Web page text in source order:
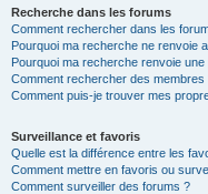
Recherche dans les forums
Comment rechercher dans les
Pourquoi ma recherche ne renvoie
Pourquoi ma recherche renvoie une
Comment rechercher des membres
Comment puis-je trouver mes
Surveillance et favoris
Quelle est la différence entre les
Comment mettre en favoris ou
Comment surveiller des forums ?